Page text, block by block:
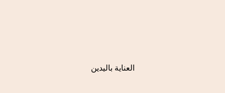
العناية باليدين